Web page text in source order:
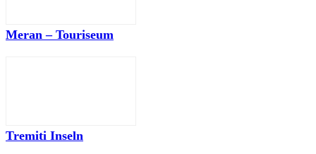
Meran – Touriseum
Tremiti Inseln